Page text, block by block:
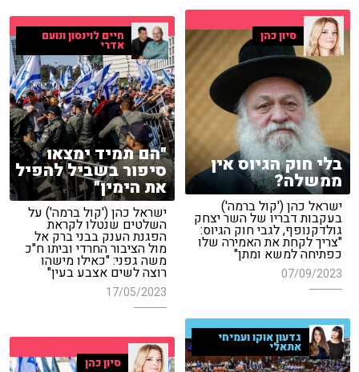
סיון כהן
בלי חוק הגיוס אין
ממשלה?
ישראל כהן ('קול ברמה')
בעקבות דבריו של השר יצחק
גולדקנופף, לגבי חוק הגיוס:
"צריך לקחת את האמירה שלו
כפתיחה למשא ומתן"
07/09/2023
חיים לוינסון ונועם
אדרי
"הם תמיד ימצאו
סיפור בשביל להפיל
את הימין"
ישראל כהן ('קול ברמה') על
השלטים שנטלו לקראת
הפגנת הענק בבני ברק אל
מול הציבור החרדי וביתו ח"כ
משה גפני: "כאילו מישהו
רוצה לשים אצבע בעין"
17/05/2023
גדעון אוקו ועמיחי
אתאלי
סיון כהן